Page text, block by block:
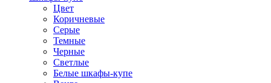
Цвет
Коричневые
Серые
Темные
Черные
Светлые
Белые шкафы-купе